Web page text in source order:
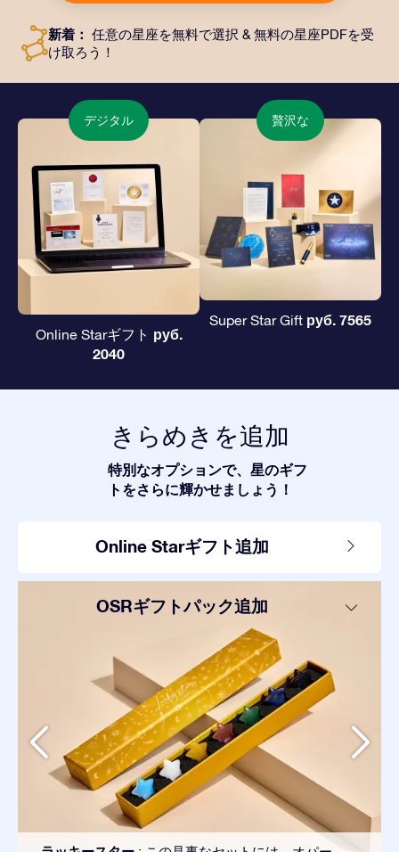
新着： 任意の星座を無料で選択 & 無料の星座PDFを受
け取ろう！
デジタル
Online Starギフト руб.
2040
贅沢な
Super Star Gift руб. 7565
きらめきを追加
特別なオプションで、星のギフ
トをさらに輝かせましょう！
Online Starギフト追加
OSRギフトパック追加